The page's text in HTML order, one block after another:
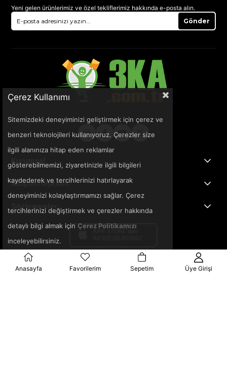
Yeni gelen ürünlerimiz ve özel tekliflerimiz hakkında e-posta alın.
Gönder
Kurumsal
Müşteri İlişkileri
Sözleşmeler
Çerez Kullanımı
Sitemizdeki deneyiminizi geliştirmek için çerez ve
benzeri teknolojileri kullanıyoruz. Çerezler size
ilgili alanınıza hitap eden reklamlar
gösterebilmemizi, ziyaretinizle ilgili bilgileri
kaydederek ve tercihlerinizi hatırlayarak
deneyiminizi kolaylaştırmamızı sağlar. Çerez
tercihlerinizi değiştirmek ve çerezler hakkında
detaylı bilgi almak için Çerez Politikamızı
inceleyebilirsiniz.
Anasayfa Favorilerim Sepetim Üye Girişi